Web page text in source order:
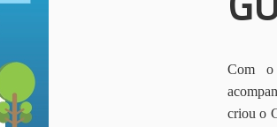
Com o
criou o